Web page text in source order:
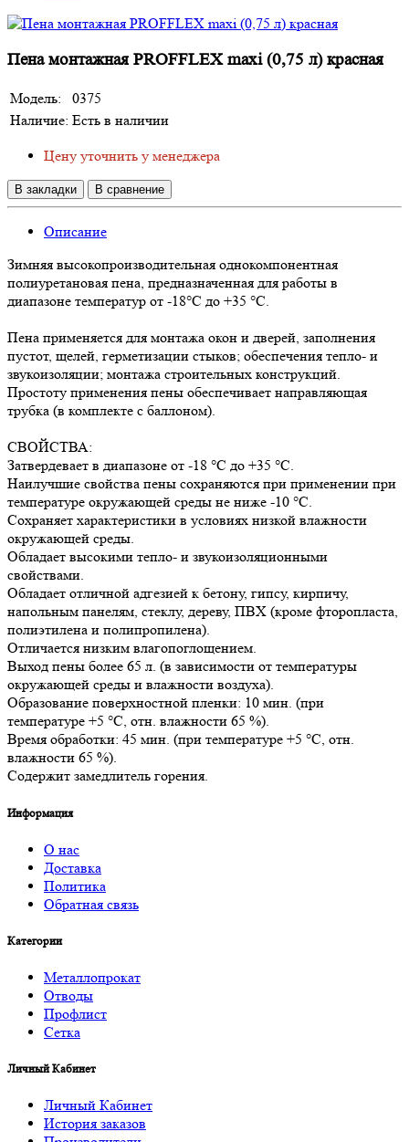
Пена монтажная PROFFLEX maxi (0,75 л) красная
Модель:
0375
Наличие: Есть в наличии
Цену уточнить у менеджера
В закладки В сравнение
Описание
Зимняя высокопроизводительная однокомпонентная
полиуретановая пена, предназначенная для работы в
диапазоне температур от -18°С до +35 °С.
Пена применяется для монтажа окон и дверей, заполнения
пустот, щелей, герметизации стыков; обеспечения тепло- и
звукоизоляции; монтажа строительных конструкций.
Простоту применения пены обеспечивает направляющая
трубка (в комплекте с баллоном).
СВОЙСТВА:
Затвердевает в диапазоне от -18 °С до +35 °С.
Наилучшие свойства пены сохраняются при применении при
температуре окружающей среды не ниже -10 °С.
Сохраняет характеристики в условиях низкой влажности
окружающей среды.
Обладает высокими тепло- и звукоизоляционными
свойствами.
Обладает отличной адгезией к бетону, гипсу, кирпичу,
напольным панелям, стеклу, дереву, ПВХ (кроме фторопласта,
полиэтилена и полипропилена).
Отличается низким влагопоглощением.
Выход пены более 65 л. (в зависимости от температуры
окружающей среды и влажности воздуха).
Образование поверхностной пленки: 10 мин. (при
температуре +5 °С, отн. влажности 65 %).
Время обработки: 45 мин. (при температуре +5 °С, отн.
влажности 65 %).
Содержит замедлитель горения.
Информация
О нас
Доставка
Политика
Обратная связь
Категории
Металлопрокат
Отводы
Профлист
Сетка
Личный Кабинет
Личный Кабинет
История заказов